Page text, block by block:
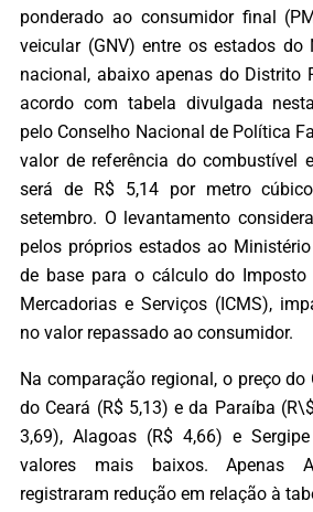
ponderado ao consumidor final
veicular (GNV) entre os estados do
nacional, abaixo apenas do Distrito
acordo com tabela divulgada
pelo Conselho Nacional de Política
valor de referência do combustível
será de R$ 5,14 por metro
setembro. O levantamento
pelos próprios estados ao
de base para o cálculo do Imposto
Mercadorias e Serviços (ICMS),
no valor repassado ao consumidor.
Na comparação regional, o preço do
do Ceará (R$ 5,13) e da Paraíba
3,69), Alagoas (R$ 4,66) e
valores mais baixos. Apenas
registraram redução em relação à